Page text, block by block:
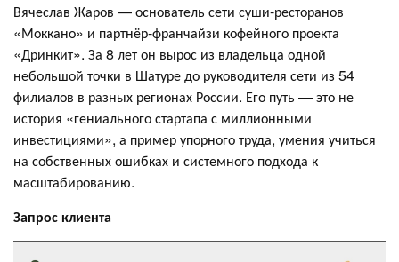
Вячеслав Жаров — основатель сети суши-ресторанов
«Моккано» и партнёр-франчайзи кофейного проекта
«Дринкит». За 8 лет он вырос из владельца одной
небольшой точки в Шатуре до руководителя сети из 54
филиалов в разных регионах России. Его путь — это не
история «гениального стартапа с миллионными
инвестициями», а пример упорного труда, умения учиться
на собственных ошибках и системного подхода к
масштабированию.
Запрос клиента